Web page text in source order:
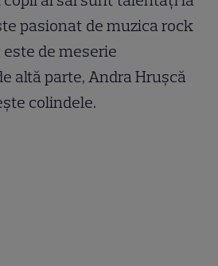
pasionat de muzica rock
de meserie
altă parte, Andra Hrușcă
colindele.